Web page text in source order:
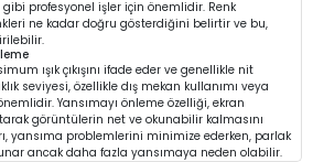
profesyonel işler için önemlidir. Renk
ne kadar doğru gösterdiğini belirtir ve bu,
ışık çıkışını ifade eder ve genellikle nit
seviyesi, özellikle dış mekan kullanımı veya
Yansımayı önleme özelliği, ekran
görüntülerin net ve okunabilir kalmasını
yansıma problemlerini minimize ederken, parlak
ancak daha fazla yansımaya neden olabilir.